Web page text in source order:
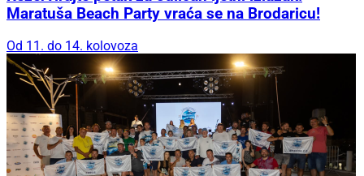
Maratuša Beach Party vraća se na Brodaricu!
Od 11. do 14. kolovoza